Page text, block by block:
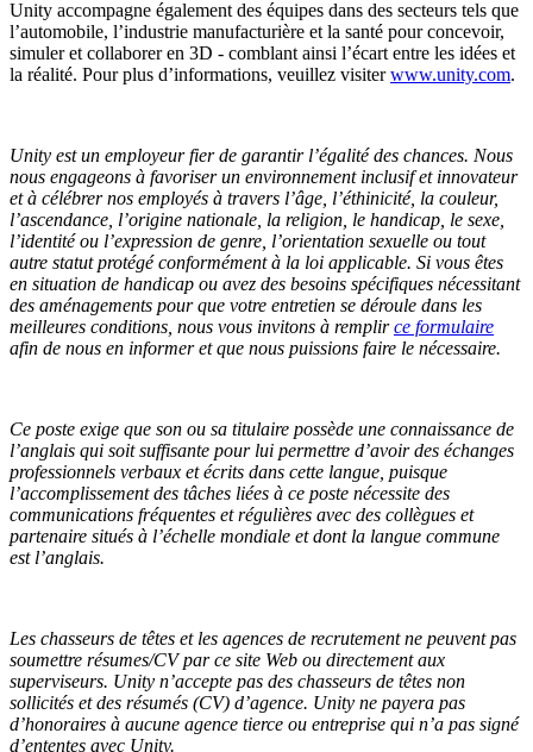
Unity accompagne également des équipes dans des secteurs tels que
l’automobile, l’industrie manufacturière et la santé pour concevoir,
simuler et collaborer en 3D - comblant ainsi l’écart entre les idées et
la réalité. Pour plus d’informations, veuillez visiterwww.unity.com.
Unity est un employeur fier de garantir l’égalité des chances. Nous
nous engageons à favoriser un environnement inclusif et innovateur
et à célébrer nos employés à travers l’âge, l’éthinicité, la couleur,
l’ascendance, l’origine nationale, la religion, le handicap, le sexe,
l’identité ou l’expression de genre, l’orientation sexuelle ou tout
autre statut protégé conformément à la loi applicable. Si vous êtes
en situation de handicap ou avez des besoins spécifiques nécessitant
des aménagements pour que votre entretien se déroule dans les
meilleures conditions, nous vous invitons à remplirce formulaire
afin de nous en informer et que nous puissions faire le nécessaire.
Ce poste exige que son ou sa titulaire possède une connaissance de
l’anglais qui soit suffisante pour lui permettre d’avoir des échanges
professionnels verbaux et écrits dans cette langue, puisque
l’accomplissement des tâches liées à ce poste nécessite des
communications fréquentes et régulières avec des collègues et
partenaire situés à l’échelle mondiale et dont la langue commune
est l’anglais.
Les chasseurs de têtes et les agences de recrutement ne peuvent pas
soumettre résumes/CV par ce site Web ou directement aux
superviseurs. Unity n’accepte pas des chasseurs de têtes non
sollicités et des résumés (CV) d’agence. Unity ne payera pas
d’honoraires à aucune agence tierce ou entreprise qui n’a pas signé
d’ententes avec Unity.